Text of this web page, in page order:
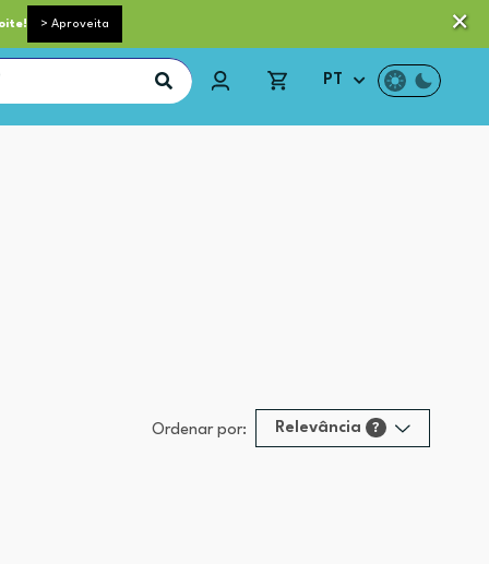
> Aproveita
porte grátis acima de 35€*
PT
Ordenar por: Relevância ?